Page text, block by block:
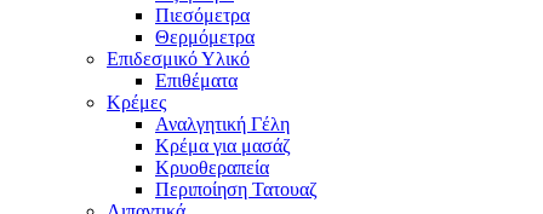
Πιεσόμετρα
Θερμόμετρα
Επιδεσμικό Υλικό
Επιθέματα
Κρέμες
Αναλγητική Γέλη
Κρέμα για μασάζ
Κρυοθεραπεία
Περιποίηση Τατουαζ